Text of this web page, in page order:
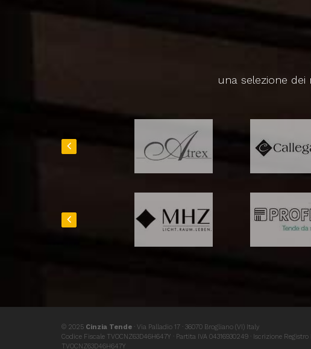
una selezione
© 2025 Cinzia Tende · Via Palladio 17 · 36070 Brogliano (VI) Italy
Codice Fiscale TVOCNZ63D46H647Y · Partita IVA 04316930249 · Iscrizione Registro
TVOCNZ63D46H647Y